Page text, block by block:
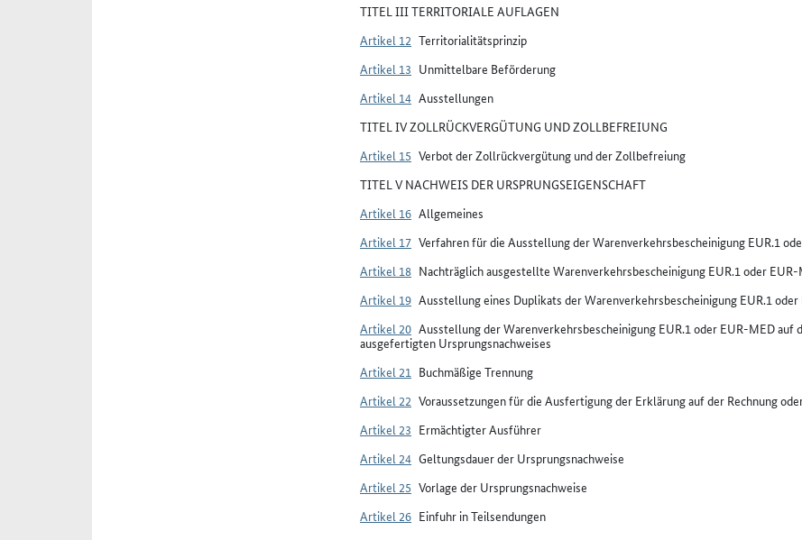
TITEL III TERRITORIALE AUFLAGEN
Artikel 12 Territorialitätsprinzip
Artikel 13 Unmittelbare Beförderung
Artikel 14 Ausstellungen
TITEL IV ZOLLRÜCKVERGÜTUNG UND ZOLLBEFREIUNG
Artikel 15 Verbot der Zollrückvergütung und der Zollbefreiung
TITEL V NACHWEIS DER URSPRUNGSEIGENSCHAFT
Artikel 16 Allgemeines
Artikel 17 Verfahren für die Ausstellung der Warenverkehrsbescheinigung EUR.1
Artikel 18 Nachträglich ausgestellte Warenverkehrsbescheinigung EUR.1 oder
Artikel 19 Ausstellung eines Duplikats der Warenverkehrsbescheinigung EUR.1
Artikel 20 Ausstellung der Warenverkehrsbescheinigung EUR.1 oder EUR-MED
ausgefertigten Ursprungsnachweises
Artikel 21 Buchmäßige Trennung
Artikel 22 Voraussetzungen für die Ausfertigung der Erklärung auf der Rechnung
Artikel 23 Ermächtigter Ausführer
Artikel 24 Geltungsdauer der Ursprungsnachweise
Artikel 25 Vorlage der Ursprungsnachweise
Artikel 26 Einfuhr in Teilsendungen